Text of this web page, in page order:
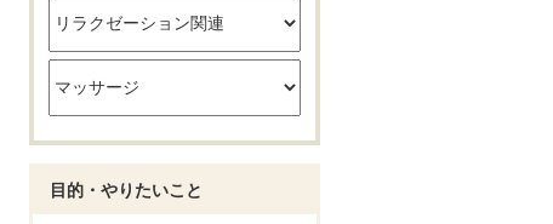
目的・やりたいこと